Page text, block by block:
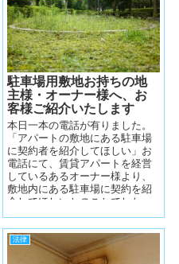
駐車場用敷地お持ちの地
主様・オーナー様へ、お
客様ご紹介いたします
本日一本の電話が有りました。
「アパートの敷地にある駐車場
に契約者を紹介してほしい」お
電話にて、賃貸アパートを経営
しているあるオーナー様より、
敷地内にある駐車場に契約を紹
介してほしいとのことでした。
理の駐車場があ...
法律